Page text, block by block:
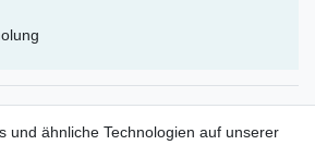
und ähnliche Technologien auf unserer